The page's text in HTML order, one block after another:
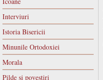
Interviuri
Istoria Bisericii
Minunile Ortodoxiei
Morala
Pilde si povestiri